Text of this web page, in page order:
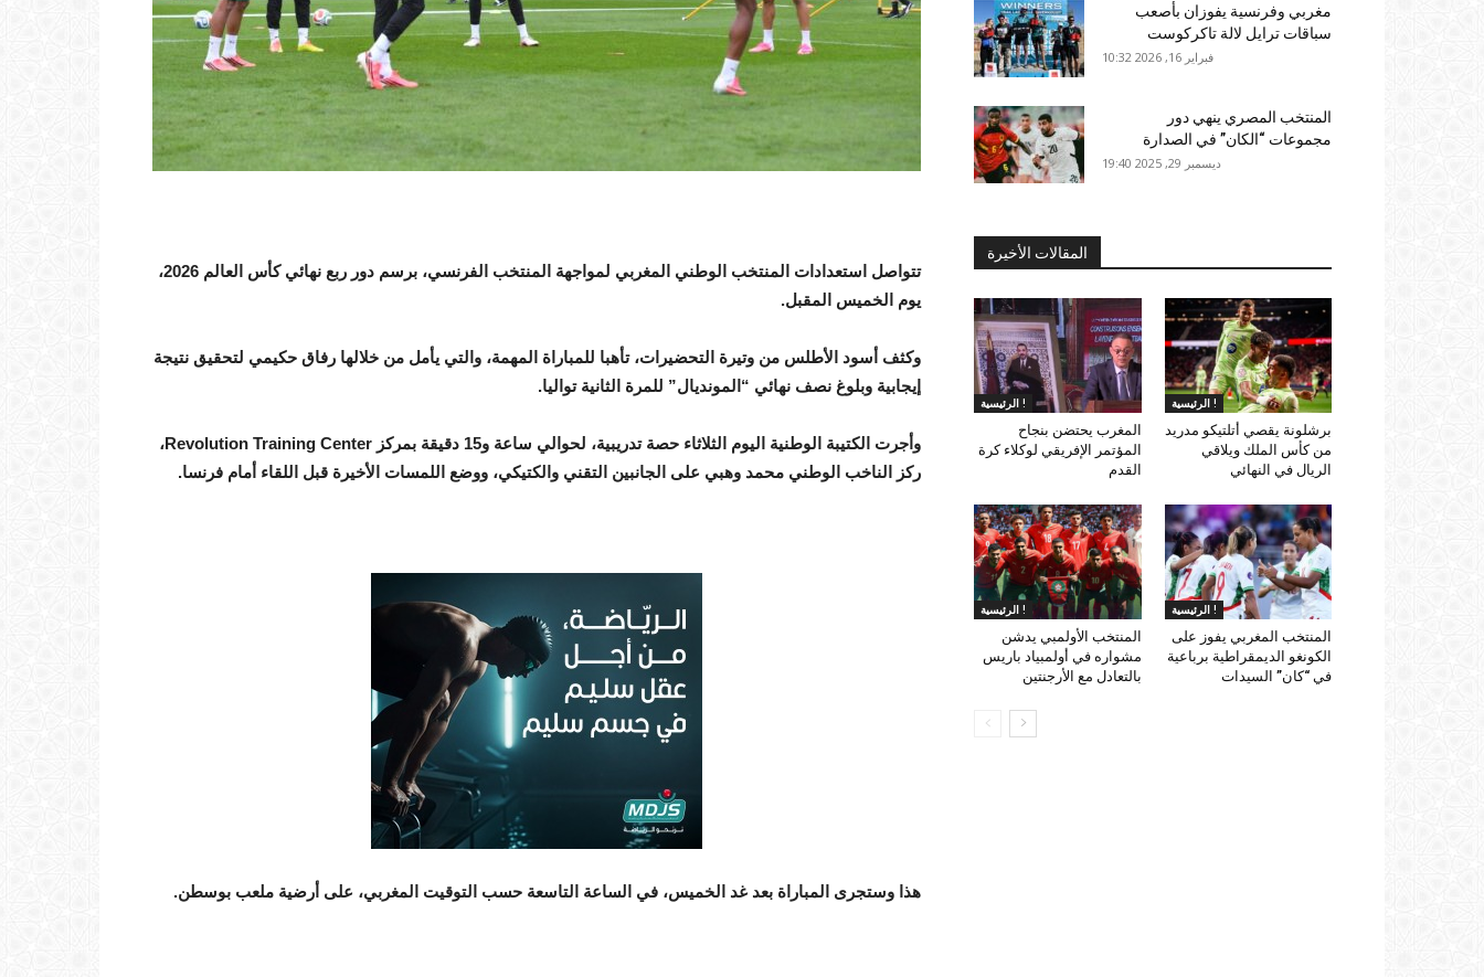
تتواصل استعدادات المنتخب الوطني المغربي لمواجهة المنتخب الفرنسي، برسم دور ربع نهائي كأس العالم 2026،
يوم الخميس المقبل.
وكثف أسود الأطلس من وتيرة التحضيرات، تأهبا للمباراة المهمة، والتي يأمل من خلالها رفاق حكيمي لتحقيق نتيجة
إيجابية وبلوغ نصف نهائي “المونديال” للمرة الثانية تواليا.
وأجرت الكتيبة الوطنية اليوم الثلاثاء حصة تدريبية، لحوالي ساعة و15 دقيقة بمركز Revolution Training Center،
ركز الناخب الوطني محمد وهبي على الجانبين التقني والكتيكي، ووضع اللمسات الأخيرة قبل اللقاء أمام فرنسا.
هذا وستجرى المباراة بعد غد الخميس، في الساعة التاسعة حسب التوقيت المغربي، على أرضية ملعب بوسطن.
مغربي وفرنسية يفوزان بأصعب
سباقات ترايل لالة تاكركوست
فبراير 16, 2026 10:32
المنتخب المصري ينهي دور
مجموعات “الكان” في الصدارة
ديسمبر 29, 2025 19:40
المقالات الأخيرة
الرئيسية !
المغرب يحتضن بنجاح
المؤتمر الإفريقي لوكلاء كرة
القدم
الرئيسية !
برشلونة يقصي أتلتيكو مدريد
من كأس الملك ويلاقي
الريال في النهائي
الرئيسية !
المنتخب الأولمبي يدشن
مشواره في أولمبياد باريس
بالتعادل مع الأرجنتين
الرئيسية !
المنتخب المغربي يفوز على
الكونغو الديمقراطية برباعية
في “كان” السيدات